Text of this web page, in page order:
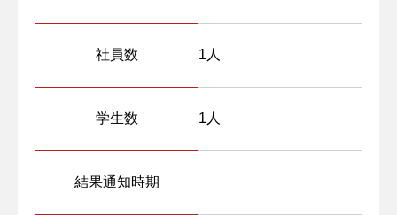
社員数 1人
学生数 1人
結果通知時期